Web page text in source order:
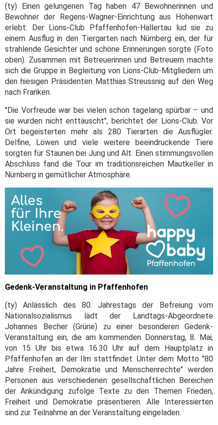
(ty) Einen gelungenen Tag haben 47 Bewohnerinnen und
Bewohner der Regens-Wagner-Einrichtung aus Hohenwart
erlebt: Der Lions-Club Pfaffenhofen-Hallertau lud sie zu
einem Ausflug in den Tiergarten nach Nürnberg ein, der für
strahlende Gesichter und schöne Erinnerungen sorgte (Foto
oben). Zusammen mit Betreuerinnen und Betreuern machte
sich die Gruppe in Begleitung von Lions-Club-Mitgliedern um
den hiesigen Präsidenten Matthias Streussnig auf den Weg
nach Franken.
"Die Vorfreude war bei vielen schon tagelang spürbar – und
sie wurden nicht enttäuscht", berichtet der Lions-Club. Vor
Ort begeisterten mehr als 280 Tierarten die Ausflügler.
Delfine, Löwen und viele weitere beeindruckende Tiere
sorgten für Staunen bei Jung und Alt. Einen stimmungsvollen
Abschluss fand die Tour im traditionsreichen Mautkeller in
Nürnberg in gemütlicher Atmosphäre.
Gedenk-Veranstaltung in Pfaffenhofen
(ty) Anlässlich des 80. Jahrestags der Befreiung vom
Nationalsozialismus lädt der Landtags-Abgeordnete
Johannes Becher (Grüne) zu einer besonderen Gedenk-
Veranstaltung ein, die am kommenden Donnerstag, 8. Mai,
von 15 Uhr bis etwa 16.30 Uhr auf dem Hauptplatz in
Pfaffenhofen an der Ilm stattfindet. Unter dem Motto "80
Jahre Freiheit, Demokratie und Menschenrechte" werden
Personen aus verschiedenen gesellschaftlichen Bereichen
der Ankündigung zufolge Texte zu den Themen Frieden,
Freiheit und Demokratie präsentieren. Alle Interessierten
sind zur Teilnahme an der Veranstaltung eingeladen.